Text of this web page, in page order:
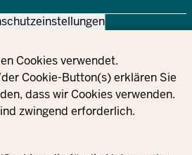
Cookies verwendet.
Cookie-Button(s) erklären Sie
dass wir Cookies verwenden.
zwingend erforderlich.
des Landes Nordrhein-